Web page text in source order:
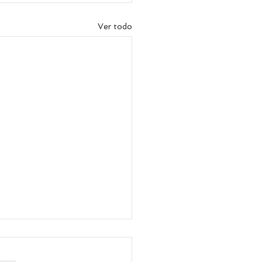
Ver todo